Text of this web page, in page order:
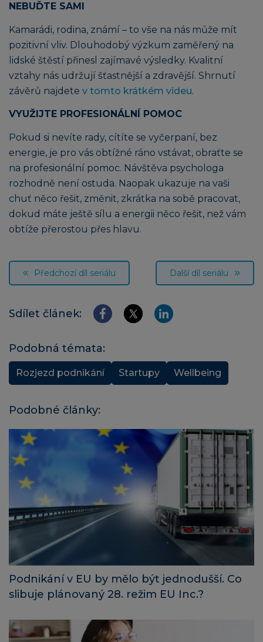
NEBUĎTE SAMI
Kamarádi, rodina, známí – to vše na nás může mít
pozitivní vliv. Dlouhodobý výzkum zaměřený na
lidské štěstí přinesl zajímavé výsledky. Kvalitní
vztahy nás udržují šťastnější a zdravější. Shrnutí
závěrů najdete v tomto krátkém videu.
VYUŽIJTE PROFESIONÁLNÍ POMOC
Pokud si nevíte rady, cítíte se vyčerpaní, bez
energie, je pro vás obtížné ráno vstávat, obraťte se
na profesionální pomoc. Návštěva psychologa
rozhodně není ostuda. Naopak ukazuje na vaši
chuť něco řešit, změnit, zkrátka na sobě pracovat,
dokud máte ještě sílu a energii něco řešit, než vám
obtíže přerostou přes hlavu.
Předchozí díl seriálu Další díl seriálu
Sdílet článek:
Podobná témata:
Rozjezd podnikání Startupy Wellbeing
Podobné články:
Podnikání v EU by mělo být jednodušší. Co
slibuje plánovaný 28. režim EU Inc.?